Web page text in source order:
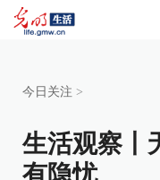
今日关注 >
生活观察丨
有隐忧